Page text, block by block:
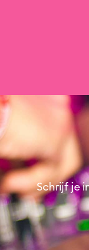
Schrijf je